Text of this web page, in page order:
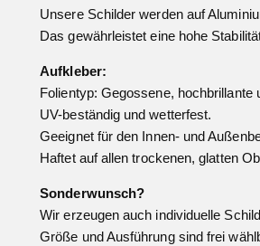
Unsere Schilder werden auf
Das gewährleistet eine hohe
Aufkleber:
Folientyp: Gegossene, hochbrillante
UV-beständig und wetterfest.
Geeignet für den Innen- und
Haftet auf allen trockenen, glatten
Sonderwunsch?
Wir erzeugen auch individuelle
Größe und Ausführung sind frei